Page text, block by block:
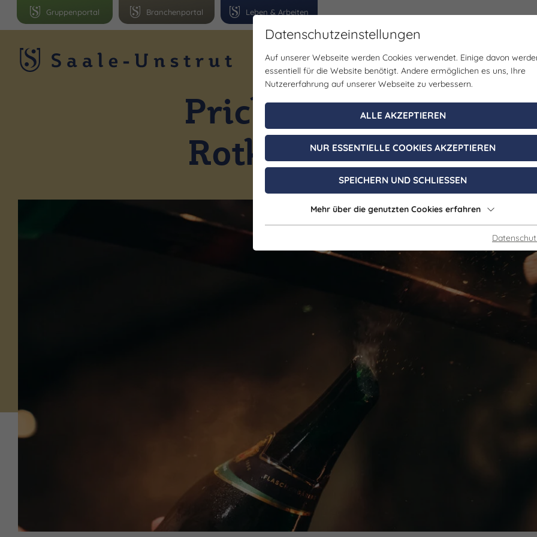
Leben & Arbeiten
Branchenportal
Gruppenportal
Region Erlebnisse Veranstaltungen Planen
Prickelnder Genuss
Rotkäppchen
Datenschutzeinstellungen
Auf unserer Webseite werden Cookies verwendet. Einige davon
essentiell für die Website benötigt. Andere ermöglichen es uns, Ihre
Nutzererfahrung auf unserer Webseite zu verbessern.
ALLE AKZEPTIEREN
NUR ESSENTIELLE COOKIES AKZEPTIEREN
SPEICHERN UND SCHLIESSEN
Mehr über die genutzten Cookies erfahren